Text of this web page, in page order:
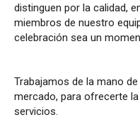
distinguen por la calidad,
miembros de nuestro
celebración sea un
Trabajamos de la mano
mercado, para ofrecerte
servicios.